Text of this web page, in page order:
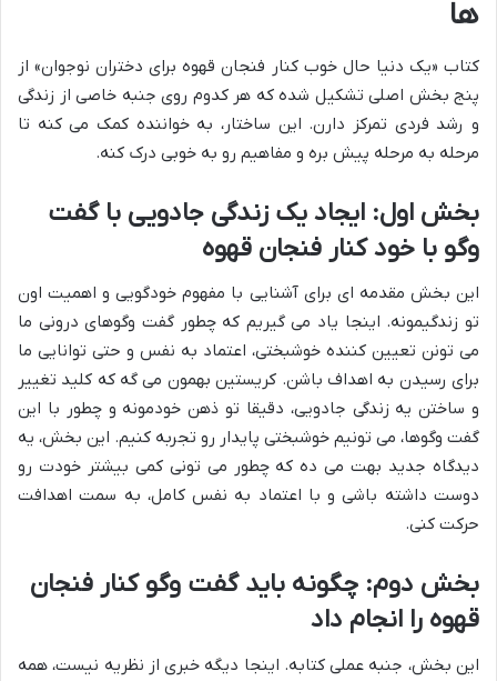
ها
کتاب «یک دنیا حال خوب کنار فنجان قهوه برای دختران نوجوان» از
پنج بخش اصلی تشکیل شده که هر کدوم روی جنبه خاصی از زندگی
و رشد فردی تمرکز دارن. این ساختار، به خواننده کمک می کنه تا
مرحله به مرحله پیش بره و مفاهیم رو به خوبی درک کنه.
بخش اول: ایجاد یک زندگی جادویی با گفت
وگو با خود کنار فنجان قهوه
این بخش مقدمه ای برای آشنایی با مفهوم خودگویی و اهمیت اون
تو زندگیمونه. اینجا یاد می گیریم که چطور گفت وگوهای درونی ما
می تونن تعیین کننده خوشبختی، اعتماد به نفس و حتی توانایی ما
برای رسیدن به اهداف باشن. کریستین بهمون می گه که کلید تغییر
و ساختن یه زندگی جادویی، دقیقا تو ذهن خودمونه و چطور با این
گفت وگوها، می تونیم خوشبختی پایدار رو تجربه کنیم. این بخش، یه
دیدگاه جدید بهت می ده که چطور می تونی کمی بیشتر خودت رو
دوست داشته باشی و با اعتماد به نفس کامل، به سمت اهدافت
حرکت کنی.
بخش دوم: چگونه باید گفت وگو کنار فنجان
قهوه را انجام داد
این بخش، جنبه عملی کتابه. اینجا دیگه خبری از نظریه نیست، همه